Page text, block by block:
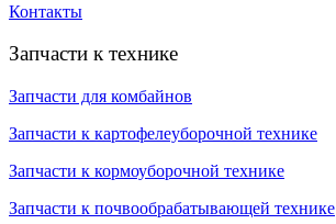
Контакты
Запчасти к технике
Запчасти для комбайнов
Запчасти к картофелеуборочной технике
Запчасти к кормоуборочной технике
Запчасти к почвообрабатывающей технике